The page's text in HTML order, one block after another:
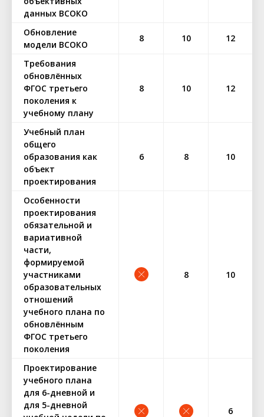
данных ВСОКО
Обновление
модели ВСОКО
8 10 12
Требования
обновлённых
ФГОС третьего
поколения к
учебному плану
8 10 12
Учебный план
общего
образования как
объект
проектирования
6 8 10
Особенности
проектирования
обязательной и
вариативной
части,
формируемой
участниками
образовательных
отношений
учебного плана по
обновлённым
ФГОС третьего
поколения
8 10
Проектирование
учебного плана
для 6-дневной и
для 5-дневной
6